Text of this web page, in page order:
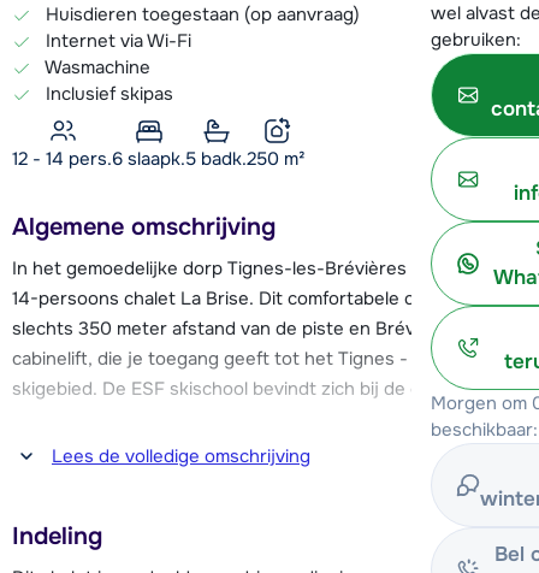
wel alvast
gebruiken:
Morgen om
beschikbaar:
Bel
Huisdieren toegestaan (op aanvraag)
Internet via Wi-Fi
Wasmachine
Inclusief skipas
12 - 14 pers.6 slaapk.5 badk.250 m²
Algemene omschrijving
In het gemoedelijke dorp Tignes-les-Brévières ligt het ruime
14-persoons chalet La Brise. Dit comfortabele chalet ligt op
slechts 350 meter afstand van de piste en Brévières
cabinelift, die je toegang geeft tot het Tignes - Val d'Isère
skigebied. De ESF skischool bevindt zich bij de cabinelift.
Aan de piste bevinden zich een aantal gezellige
zonneterrassen. Ook een bakker, sportwinkels met
skiverhuur, restaurants en après-ski gelegenheden liggen
binnen een straal van 350 meter van het chalet. Een
Lees de volledige omschrijving
Indeling